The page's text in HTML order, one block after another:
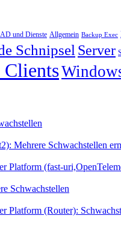
AD und Dienste Allgemein Backup Exec
SchnipselServer
Schwachstellen
(fast-
Schwachstellen
(Router):